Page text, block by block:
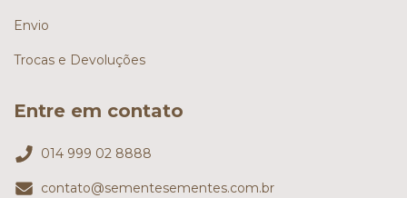
Envio
Trocas e Devoluções
Entre em contato
014 999 02 8888
contato@sementesementes.com.br